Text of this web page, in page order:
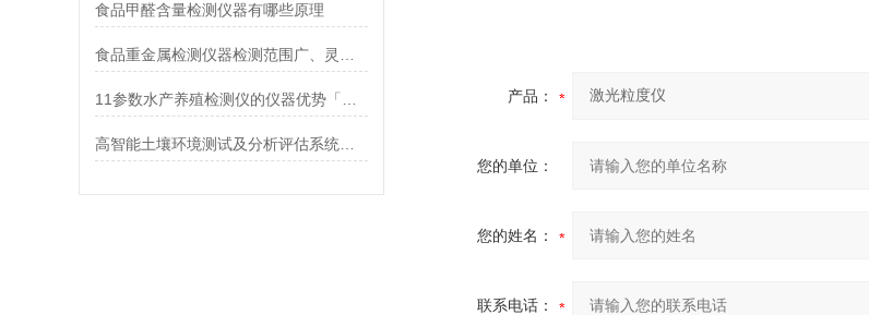
食品甲醛含量检测仪器有哪些原理
高智能土壤环境测试及分析评估系统设备产品介绍
产品：
您的单位：
您的姓名：
联系电话：